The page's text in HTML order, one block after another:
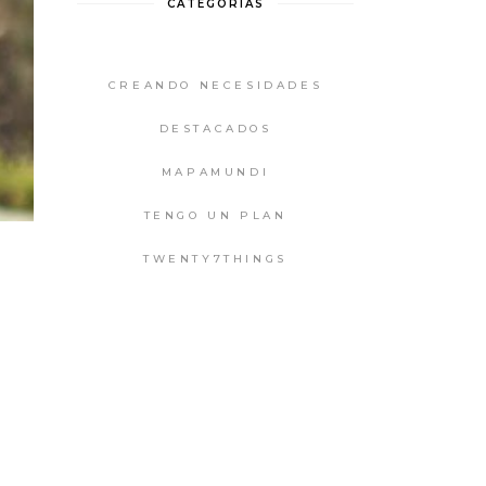
CATEGORIAS
CREANDO NECESIDADES
DESTACADOS
MAPAMUNDI
TENGO UN PLAN
TWENTY7THINGS